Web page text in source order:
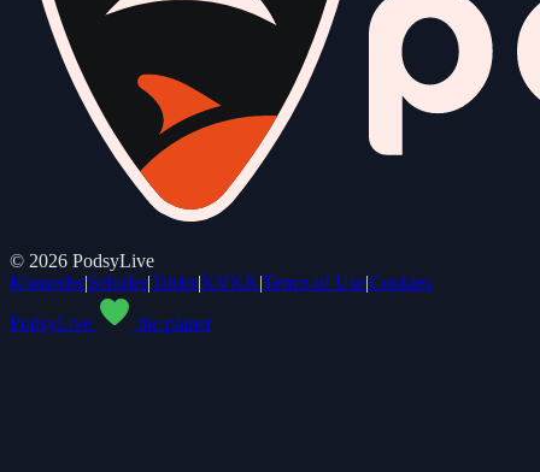
© 2026 PodsyLive
Konserler|Şehirler|Türler|KVKK|Terms of Use|Cookies
PodsyLive
the planet